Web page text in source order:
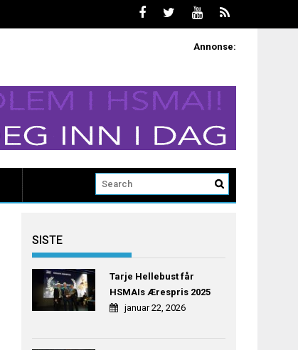
Annonse:
SISTE
Tarje Hellebust får
HSMAIs Ærespris 2025
januar 22, 2026